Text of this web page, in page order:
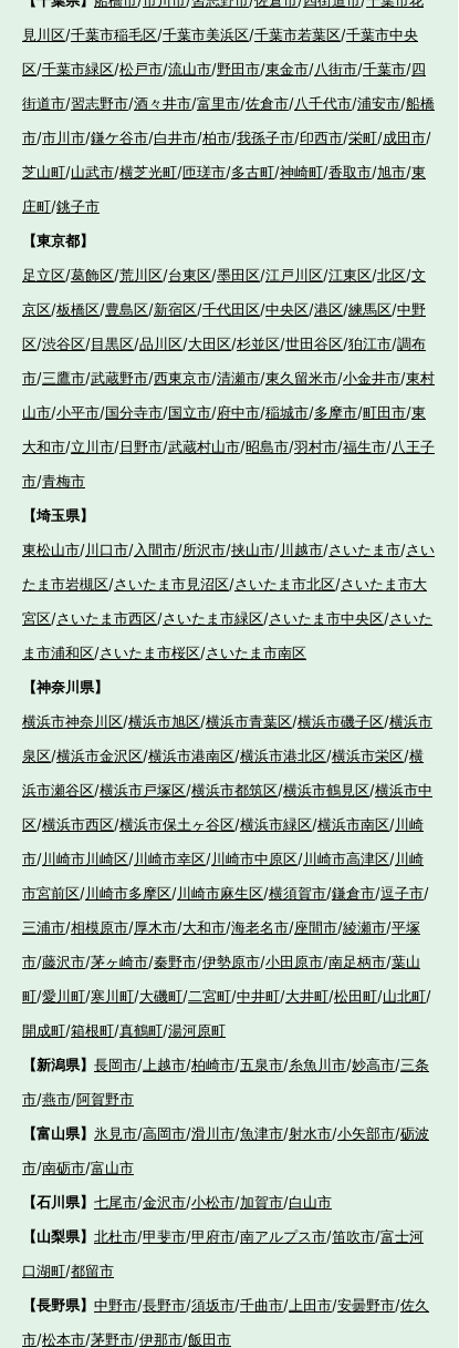
見川区/千葉市稲毛区/千葉市美浜区/千葉市若葉区/千葉市中央
区/千葉市緑区/松戸市/流山市/野田市/東金市/八街市/千葉市/四
街道市/習志野市/酒々井市/富里市/佐倉市/八千代市/浦安市/船橋
市/市川市/鎌ケ谷市/白井市/柏市/我孫子市/印西市/栄町/成田市/
芝山町/山武市/横芝光町/匝瑳市/多古町/神崎町/香取市/旭市/東
庄町/銚子市
【東京都】
足立区/葛飾区/荒川区/台東区/墨田区/江戸川区/江東区/北区/文
京区/板橋区/豊島区/新宿区/千代田区/中央区/港区/練馬区/中野
区/渋谷区/目黒区/品川区/大田区/杉並区/世田谷区/狛江市/調布
市/三鷹市/武蔵野市/西東京市/清瀬市/東久留米市/小金井市/東村
山市/小平市/国分寺市/国立市/府中市/稲城市/多摩市/町田市/東
大和市/立川市/日野市/武蔵村山市/昭島市/羽村市/福生市/八王子
市/青梅市
【埼玉県】
東松山市/川口市/入間市/所沢市/挟山市/川越市/さいたま市/さい
たま市岩槻区/さいたま市見沼区/さいたま市北区/さいたま市大
宮区/さいたま市西区/さいたま市緑区/さいたま市中央区/さいた
ま市浦和区/さいたま市桜区/さいたま市南区
【神奈川県】
横浜市神奈川区/横浜市旭区/横浜市青葉区/横浜市磯子区/横浜市
泉区/横浜市金沢区/横浜市港南区/横浜市港北区/横浜市栄区/横
浜市瀬谷区/横浜市戸塚区/横浜市都筑区/横浜市鶴見区/横浜市中
区/横浜市西区/横浜市保土ヶ谷区/横浜市緑区/横浜市南区/川崎
市/川崎市川崎区/川崎市幸区/川崎市中原区/川崎市高津区/川崎
市宮前区/川崎市多摩区/川崎市麻生区/横須賀市/鎌倉市/逗子市/
三浦市/相模原市/厚木市/大和市/海老名市/座間市/綾瀬市/平塚
市/藤沢市/茅ヶ崎市/秦野市/伊勢原市/小田原市/南足柄市/葉山
町/愛川町/寒川町/大磯町/二宮町/中井町/大井町/松田町/山北町/
開成町/箱根町/真鶴町/湯河原町
【新潟県】 長岡市/ 上越市/柏崎市/五泉市/糸魚川市/妙高市/三条
市/燕市/阿賀野市
【富山県】 氷見市/高岡市/滑川市/魚津市/射水市/小矢部市/砺波
市/南砺市/富山市
【石川県】 七尾市/金沢市/小松市/加賀市/白山市
【山梨県】 北杜市/甲斐市/甲府市/南アルプス市/笛吹市/富士河
口湖町/都留市
【長野県】 中野市/長野市/須坂市/千曲市/ 上田市/安曇野市/佐久
市/松本市/茅野市/伊那市/飯田市